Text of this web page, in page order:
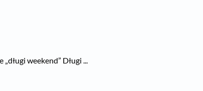
weekend” Długi ...